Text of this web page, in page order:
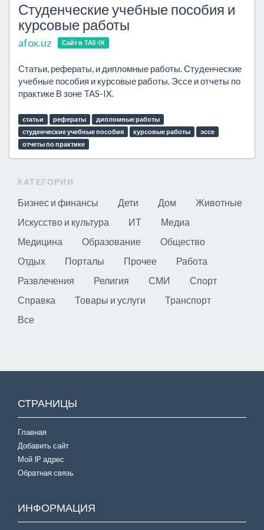
Студенческие учебные пособия и
курсовые работы
afox.uz Сайт в TAS-IX
Статьи, рефераты, и дипломные работы. Студенческие
учебные пособия и курсовые работы. Эссе и отчеты по
практике В зоне TAS-IX.
статьи рефераты
дипломные работы
студенческие учебные пособия
курсовые работы
эссе
отчеты по практике
КАТЕГОРИИ
Бизнес и финансы Дети Дом
Животные
Искусство и культура
ИТ
Медиа
Медицина
Образование
Общество
Отдых
Порталы Прочее
Работа
Развлечения
Религия СМИ
Спорт
Справка
Товары и услуги
Транспорт
Все
СТРАНИЦЫ
Главная
Добавить сайт
Мой IP адрес
Обратная связь
ИНФОРМАЦИЯ